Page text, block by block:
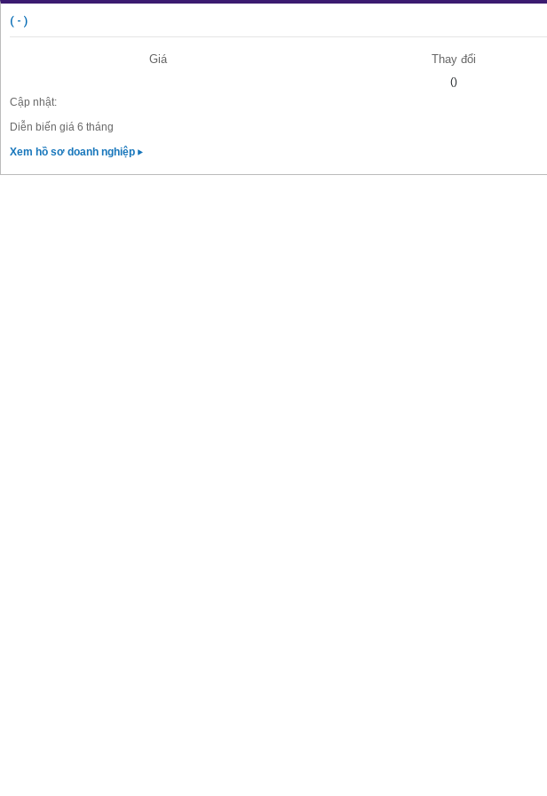
( - )
Giá Thay đổi
()
Cập nhật:
Diễn biến giá 6 tháng
Xem hồ sơ doanh nghiệp